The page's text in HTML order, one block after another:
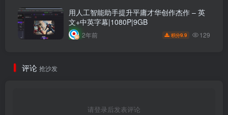
用人工智能助手提升平庸才华创作杰作 – 英
文+中英字幕|1080P|9GB
2年前 积分9.9 129
评论 抢沙发
请登录后发表评论